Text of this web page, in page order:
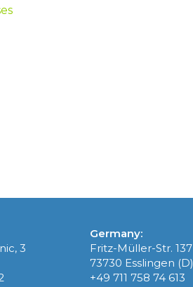
3
Germany:
Fritz-Müller-Str. 137
73730 Esslingen (D)
+49 711 758 74 613